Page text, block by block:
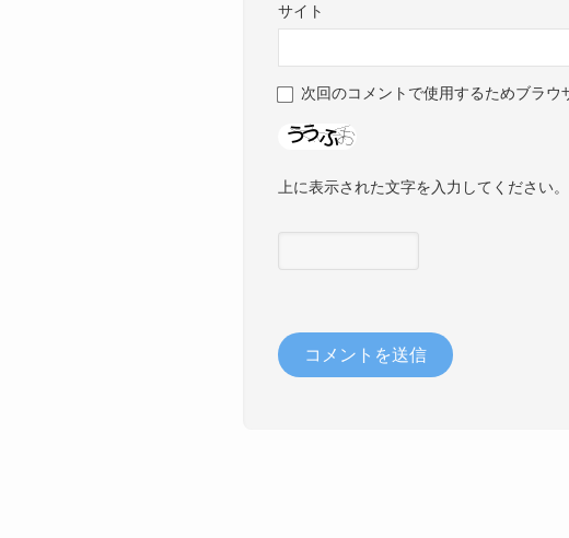
サイト
次回のコメントで使用するためブラウ
上に表示された文字を入力してください。